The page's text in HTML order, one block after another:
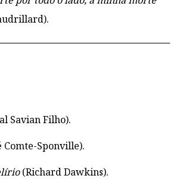
Savian Filho).
Comte-Sponville).
(Richard Dawkins).